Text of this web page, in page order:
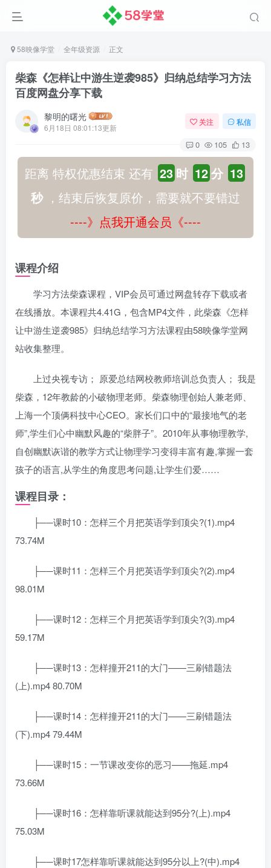
58映像学堂 全年级资源 正文
柴森《怎样让中游生逆袭985》归纳总结学习方法
百度网盘分享下载
黎明的曙光
6月18日 08:01:13更新
关注 私信
0 105 13
距离 特权优惠结束 还有 23 时 12分 13
秒，结束后恢复原价，需要就不要错过
----》点我开通会员《----
课程介绍
学习方法柴森课程，VIP会员可通过网盘转存下载或者
在线播放。本课程共4.41G，包含MP4文件，此柴森《怎样
让中游生逆袭985》归纳总结学习方法课程由58映像学堂网
站收集整理。
上过央视专访； 原爱总结网校教师培训总负责人； 我是
柴森，12年教龄的小破物理老师。柴森物理创始人兼老师、
上海一个顶俩科技中心CEO。家长们口中的“最接地气的老
师”,学生们心中幽默风趣的“柴胖子”。2010年从事物理教学,
自创幽默诙谐的教学方式让物理学习变得丰富有趣,掌握一套
孩子的语言,从学生的角度思考问题,让学生们爱……
课程目录：
├──课时10：怎样三个月把英语学到顶尖?(1).mp4
73.74M
├──课时11：怎样三个月把英语学到顶尖?(2).mp4
98.01M
├──课时12：怎样三个月把英语学到顶尖?(3).mp4
59.17M
├──课时13：怎样撞开211的大门——三刷错题法
(上).mp4 80.70M
├──课时14：怎样撞开211的大门——三刷错题法
(下).mp4 79.44M
├──课时15：一节课改变你的恶习——拖延.mp4
73.66M
├──课时16：怎样靠听课就能达到95分?(上).mp4
75.03M
├──课时17怎样靠听课就能达到95分以上?(中).mp4